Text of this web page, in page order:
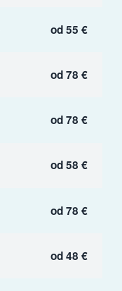
od 55 €
od 78 €
od 78 €
od 58 €
od 78 €
od 48 €